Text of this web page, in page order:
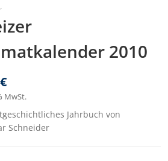
2010
€
MwSt.
Jahrbuch von
Schneider